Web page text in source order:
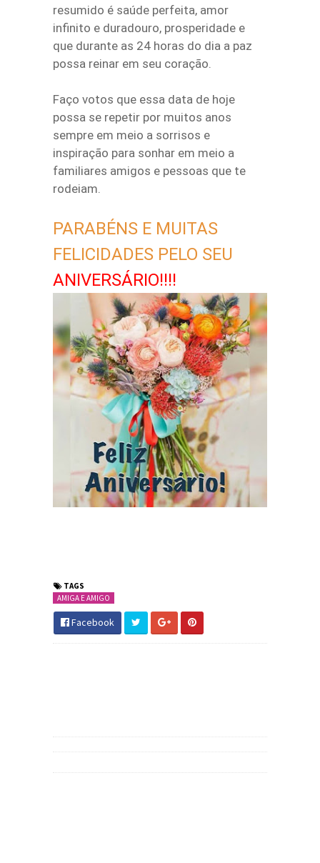
resumido é saúde perfeita, amor
infinito e duradouro, prosperidade e
que durante as 24 horas do dia a paz
possa reinar em seu coração.
Faço votos que essa data de hoje
possa se repetir por muitos anos
sempre em meio a sorrisos e
inspiração para sonhar em meio a
familiares amigos e pessoas que te
rodeiam.
PARABÉNS E MUITAS
FELICIDADES PELO SEU
ANIVERSÁRIO!!!!
TAGS
AMIGA E AMIGO
Facebook